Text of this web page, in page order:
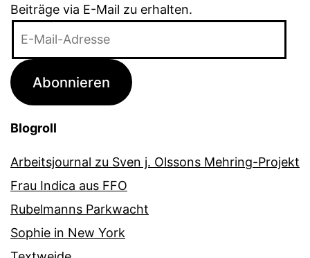
Beiträge via E-Mail zu erhalten.
Adresse
Abonnieren
Blogroll
Arbeitsjournal zu Sven j. Olssons Mehring-Projekt
Frau Indica aus FFO
Rubelmanns Parkwacht
Sophie in New York